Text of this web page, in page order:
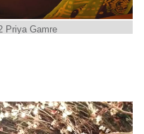
Priya Gamre